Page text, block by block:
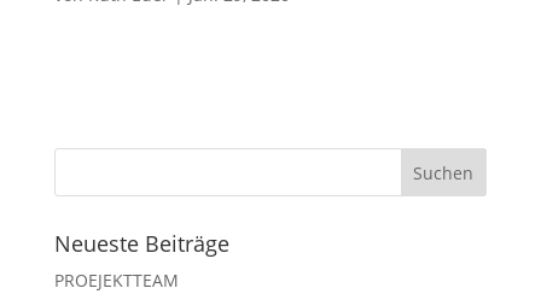
Neueste Beiträge
PROEJEKTTEAM